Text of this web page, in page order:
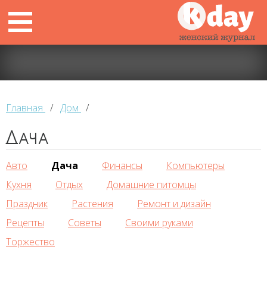
Главная / Дом /
Дача
Авто Дача Финансы
Компьютеры
Кухня
Отдых
Домашние питомцы
Праздник
Растения
Ремонт и дизайн
Рецепты
Советы
Своими руками
Торжество